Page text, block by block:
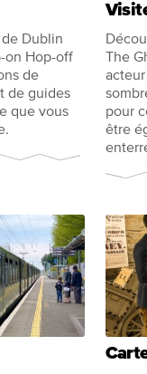
Dublin
on Hop-off
de
de guides
que vous
The
pour
être